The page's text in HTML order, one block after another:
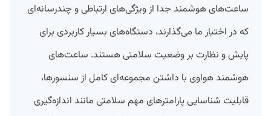
ساعت‌های هوشمند جدا از ویژگی‌های ارتباطی و چندرسانه‌ای
که در اختیار ما می‌گذارند، دستگاه‌‎های بسیار کاربردی برای
پایش و نظارت بر وضعیت سلامتی هستند. ساعت‌های
هوشمند هواوی با داشتن مجموعه‌ای کامل از سنسورها،
قابلیت شناسایی پارامترهای مهم سلامتی مانند اندازه‌گیری